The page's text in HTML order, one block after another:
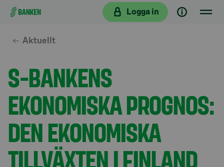
Gå direkt till innehållet
Logga in
Aktuellt
S-BANKENS
EKONOMISKA PROGNOS:
DEN EKONOMISKA
TILLVÄXTEN I FINLAND